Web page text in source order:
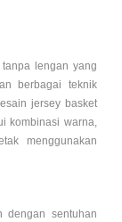
lengan yang
berbagai teknik
jersey basket
kombinasi warna,
menggunakan
dengan sentuhan